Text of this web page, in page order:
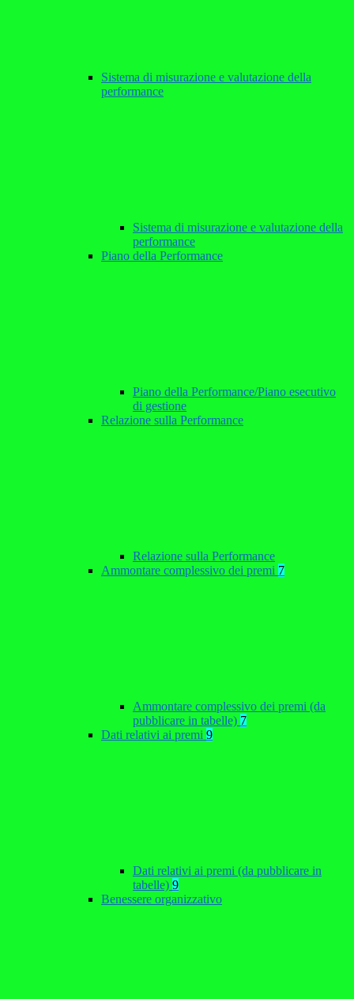
Sistema di misurazione e valutazione della
performance
Sistema di misurazione e valutazione della
performance
Piano della Performance
Piano della Performance/Piano esecutivo
di gestione
Relazione sulla Performance
Relazione sulla Performance
Ammontare complessivo dei premi 7
Ammontare complessivo dei premi (da
pubblicare in tabelle) 7
Dati relativi ai premi 9
Dati relativi ai premi (da pubblicare in
tabelle) 9
Benessere organizzativo